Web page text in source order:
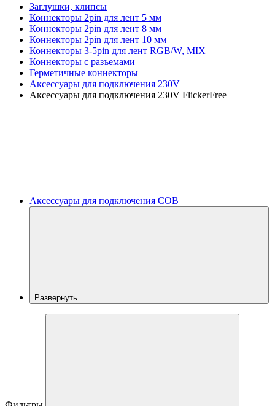
Заглушки, клипсы
Коннекторы 2pin для лент 5 мм
Коннекторы 2pin для лент 8 мм
Коннекторы 2pin для лент 10 мм
Коннекторы 3-5pin для лент RGB/W, MIX
Коннекторы с разъемами
Герметичные коннекторы
Аксессуары для подключения 230V
Аксессуары для подключения 230V FlickerFree
Аксессуары для подключения COB
Развернуть